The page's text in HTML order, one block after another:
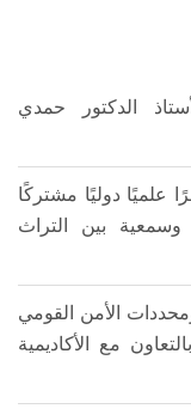
الدكتور حمدي
علميًا دوليًا مشتركًا
وسمعية بين التراث
الأمن القومي
مع الأكاديمية